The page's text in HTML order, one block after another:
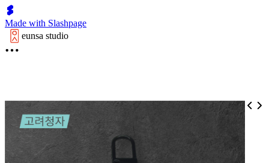
Made with Slashpage
eunsa studio